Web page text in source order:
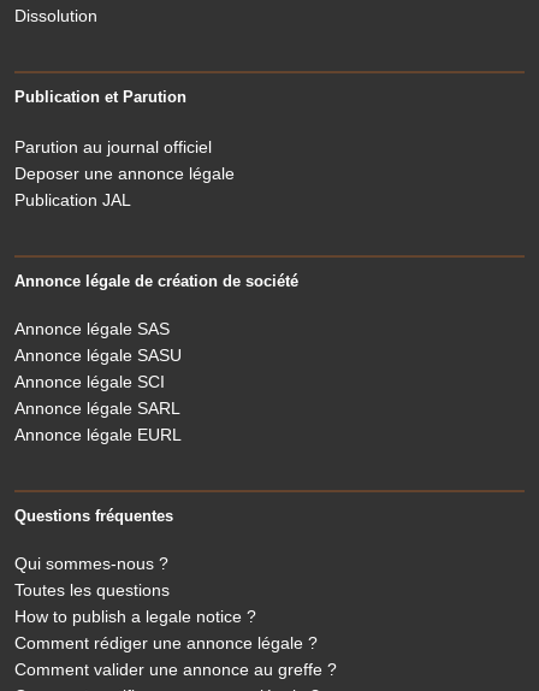
Dissolution
Publication et Parution
Parution au journal officiel
Deposer une annonce légale
Publication JAL
Annonce légale de création de société
Annonce légale SAS
Annonce légale SASU
Annonce légale SCI
Annonce légale SARL
Annonce légale EURL
Questions fréquentes
Qui sommes-nous ?
Toutes les questions
How to publish a legale notice ?
Comment rédiger une annonce légale ?
Comment valider une annonce au greffe ?